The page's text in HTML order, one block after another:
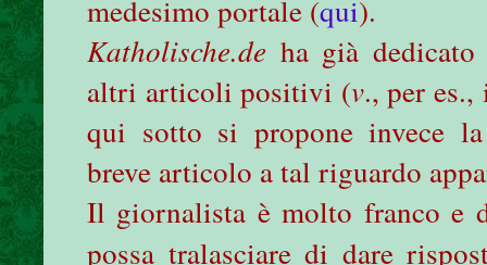
medesimo portale (qui).
Katholische.de ha già dedicato
altri articoli positivi (v., per
qui sotto si propone invece
breve articolo a tal riguardo
Il giornalista è molto franco e
possa tralasciare di dare